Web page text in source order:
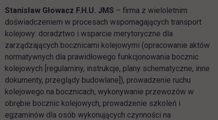
Stanisław Głowacz F.H.U. JMS – firma z wieloletnim
doświadczeniem w procesach wspomagających transport
kolejowy: doradztwo i wsparcie merytoryczne dla
zarządzających bocznicami kolejowymi (opracowanie aktów
normatywnych dla prawidłowego funkcjonowania bocznic
kolejowych [regulaminy, instrukcje, plany schematyczne, inne
dokumenty, przeglądy budowlane]), prowadzenie ruchu
kolejowego na bocznicach, wykonywanie przewozów w
obrębie bocznic kolejowych, prowadzenie szkoleń i
egzaminów dla osób wykonujących czynności na